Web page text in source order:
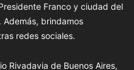
Franco y ciudad del
Además, brindamos
redes sociales.
Rivadavia de Buenos Aires,